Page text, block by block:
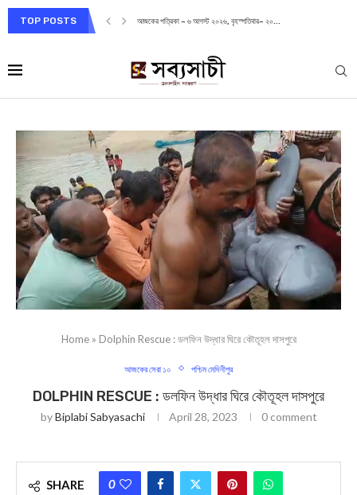
TOP POSTS আজকের পত্রিকা – ৬ আগস্ট ২০২৬, বৃহস্পতিবার– ২০...
Home» Dolphin Rescue : ডলফিন উদ্ধার ঘিরে কৌতূহল দাসপুরে
আজকের সেরা ১০ পশ্চিম মেদিনীপুর
DOLPHIN RESCUE : ডলফিন উদ্ধার ঘিরে কৌতূহল দাসপুরে
byBiplabi Sabyasachi April 28, 2023 0 comment
SHARE 0